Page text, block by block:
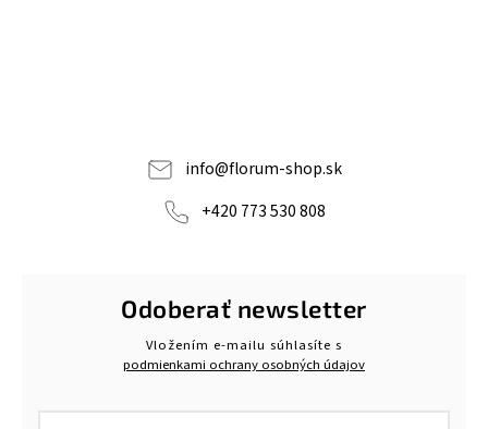
info@florum-shop.sk
+420 773 530 808
Odoberať newsletter
Vložením e-mailu súhlasíte s
podmienkami ochrany osobných údajov